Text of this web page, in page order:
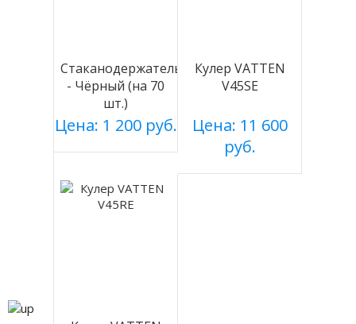
Стаканодержатель
- Чёрный (на 70
шт.)
Цена: 1 200 руб.
Кулер VATTEN
V45SE
Цена: 11 600
руб.